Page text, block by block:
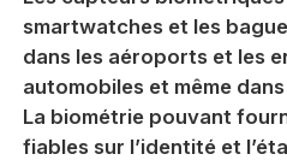
smartwatches et les
dans les aéroports et les
automobiles et même
La biométrie pouvant
fiables sur l’identité et